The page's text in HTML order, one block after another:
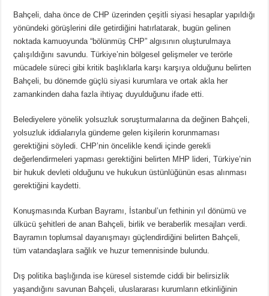
Bahçeli, daha önce de CHP üzerinden çeşitli siyasi hesaplar yapıldığı
yönündeki görüşlerini dile getirdiğini hatırlatarak, bugün gelinen
noktada kamuoyunda “bölünmüş CHP” algısının oluşturulmaya
çalışıldığını savundu. Türkiye’nin bölgesel gelişmeler ve terörle
mücadele süreci gibi kritik başlıklarla karşı karşıya olduğunu belirten
Bahçeli, bu dönemde güçlü siyasi kurumlara ve ortak akla her
zamankinden daha fazla ihtiyaç duyulduğunu ifade etti.
Belediyelere yönelik yolsuzluk soruşturmalarına da değinen Bahçeli,
yolsuzluk iddialarıyla gündeme gelen kişilerin korunmaması
gerektiğini söyledi. CHP’nin öncelikle kendi içinde gerekli
değerlendirmeleri yapması gerektiğini belirten MHP lideri, Türkiye’nin
bir hukuk devleti olduğunu ve hukukun üstünlüğünün esas alınması
gerektiğini kaydetti.
Konuşmasında Kurban Bayramı, İstanbul’un fethinin yıl dönümü ve
ülkücü şehitleri de anan Bahçeli, birlik ve beraberlik mesajları verdi.
Bayramın toplumsal dayanışmayı güçlendirdiğini belirten Bahçeli,
tüm vatandaşlara sağlık ve huzur temennisinde bulundu.
Dış politika başlığında ise küresel sistemde ciddi bir belirsizlik
yaşandığını savunan Bahçeli, uluslararası kurumların etkinliğinin